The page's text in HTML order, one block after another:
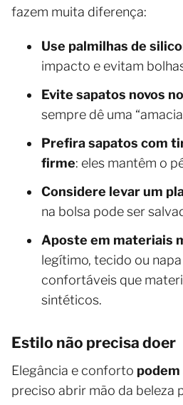
fazem muita diferença:
Use palmilhas de
impacto e evitam
Evite sapatos novos
sempre dê uma
Prefira sapatos com
firme: eles mantêm o
Considere levar um
na bolsa pode ser
Aposte em materiais
legítimo, tecido ou
confortáveis que
sintéticos.
Estilo não precisa doer
Elegância e conforto
preciso abrir mão da beleza